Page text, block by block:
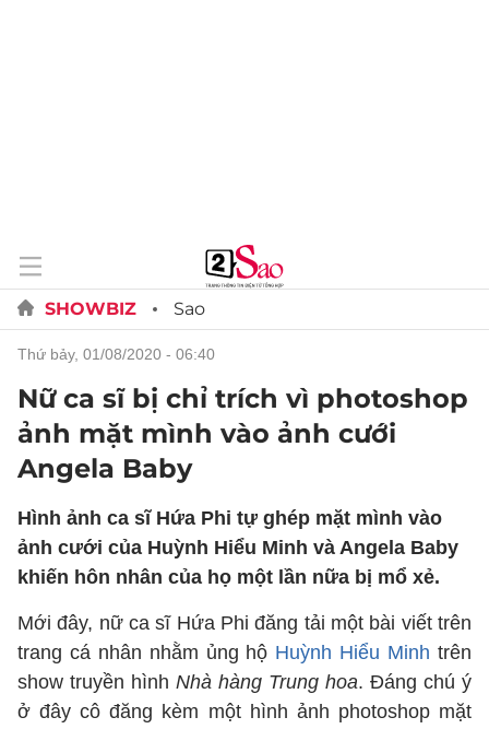
SHOWBIZ Sao
thứ bảy, 01/08/2020 - 06:40
Nữ ca sĩ bị chỉ trích vì photoshop
ảnh mặt mình vào ảnh cưới
Angela Baby
Hình ảnh ca sĩ Hứa Phi tự ghép mặt mình vào
ảnh cưới của Huỳnh Hiểu Minh và Angela Baby
khiến hôn nhân của họ một lần nữa bị mổ xẻ.
Mới đây, nữ ca sĩ Hứa Phi đăng tải một bài viết trên
trang cá nhân nhằm ủng hộ Huỳnh Hiểu Minh trên
show truyền hình Nhà hàng Trung hoa. Đáng chú ý
ở đây cô đăng kèm một hình ảnh photoshop mặt